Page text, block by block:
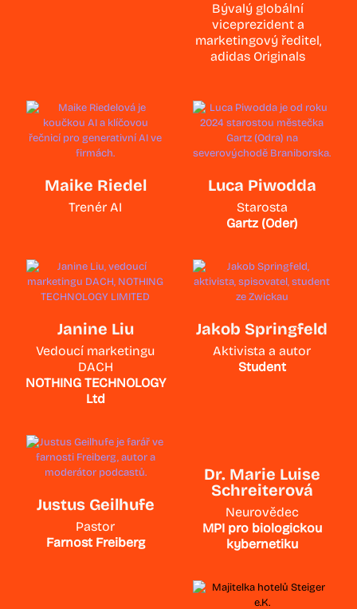
Bývalý globální
viceprezident a
marketingový ředitel,
adidas Originals
Maike Riedel
Trenér AI
Luca Piwodda
Starosta
Gartz (Oder)
Janine Liu
Vedoucí marketingu
DACH
NOTHING TECHNOLOGY
Ltd
Jakob Springfeld
Aktivista a autor
Student
Justus Geilhufe
Pastor
Farnost Freiberg
Dr. Marie Luise
Schreiterová
Neurovědec
MPI pro biologickou
kybernetiku